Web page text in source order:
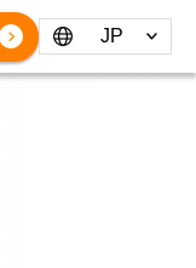
Language：